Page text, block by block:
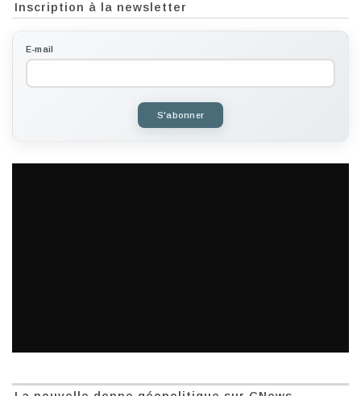
Inscription à la newsletter
E-mail
S'abonner